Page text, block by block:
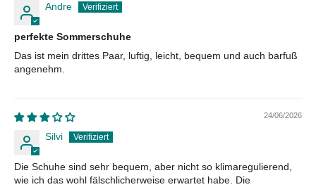
Andre
perfekte Sommerschuhe
Das ist mein drittes Paar, luftig, leicht, bequem und auch barfuß
angenehm.
24/06/2026
Silvi
Die Schuhe sind sehr bequem, aber nicht so klimaregulierend,
wie ich das wohl fälschlicherweise erwartet habe. Die